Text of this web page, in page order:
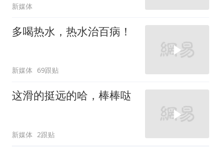
新媒体
多喝热水，热水治百病！
新媒体 69跟贴
这滑的挺远的哈，棒棒哒
新媒体 2跟贴